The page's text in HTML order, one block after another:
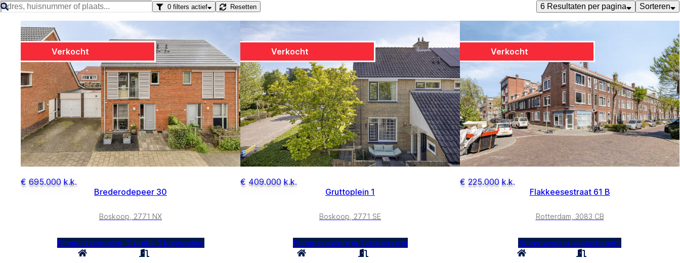
0 filters actief Resetten 6 Resultaten per pagina Sorteren
€ 695.000 k.k.
Verkocht
Brederodepeer 30
Boskoop, 2771 NX
Eengezinswoning, 2 onder 1 kapwoning
€ 409.000 k.k.
Verkocht
Gruttoplein 1
Boskoop, 2771 SE
Eengezinswoning, hoekwoning
€ 225.000 k.k.
Verkocht
Flakkeesestraat 61 B
Rotterdam, 3083 CB
Bovenwoning, appartement